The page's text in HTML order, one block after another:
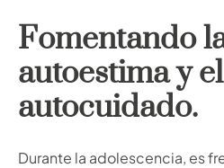
Fomentando
autoestima y el
autocuidado.
Durante la adolescencia, es